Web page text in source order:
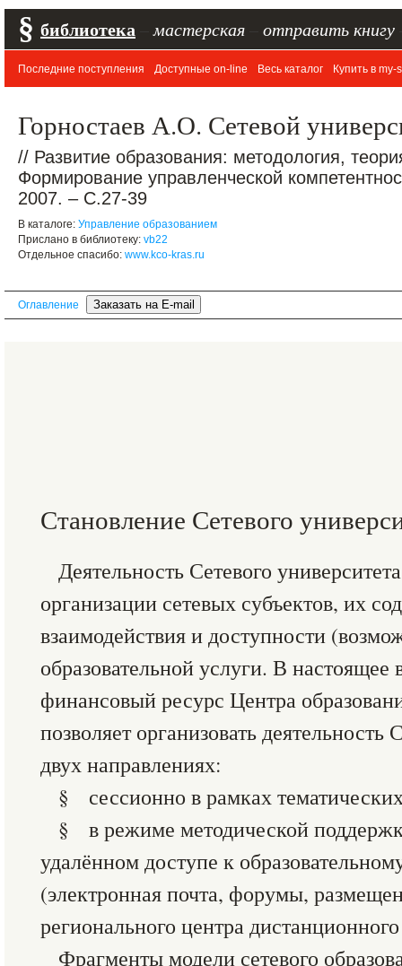
§ библиотека мастерская отправить книгу
Последние поступления Доступные on-line Весь каталог Купить в my-
Горностаев А.О. Сетевой
// Развитие образования: методология,
Формирование управленческой
2007. – С.27-39
В каталоге: Управление образованием
Прислано в библиотеку: vb22
Отдельное спасибо: www.kco-kras.ru
Оглавление
Становление Сетевого
Деятельность Сетевого
организации сетевых субъектов, их
взаимодействия и доступности
образовательной услуги. В настоящее
финансовый ресурс Центра
позволяет организовать деятельность
двух направлениях:
§ сессионно в рамках
§ в режиме методической
удалённом доступе к
(электронная почта, форумы,
регионального центра
Фрагменты модели сетевого